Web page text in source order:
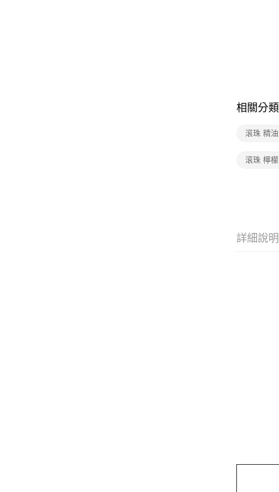
相關分類
滾珠 精油
滾珠 檸檬
詳細說明